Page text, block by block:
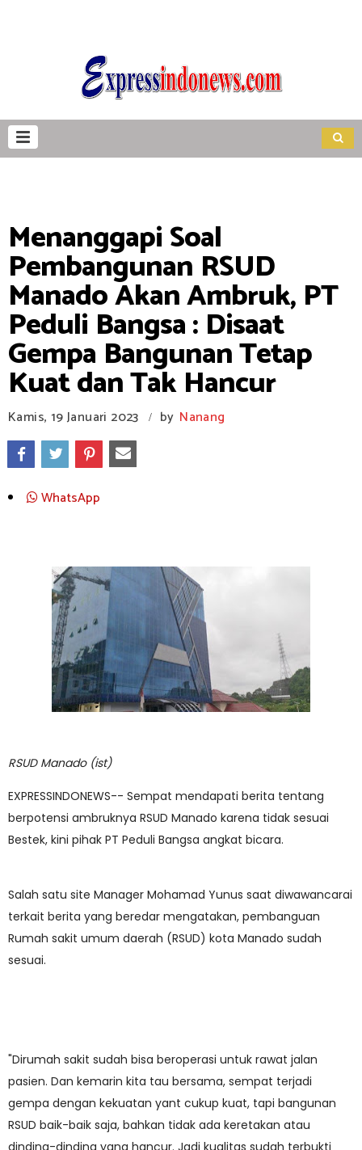
Menanggapi Soal
Pembangunan RSUD
Manado Akan Ambruk, PT
Peduli Bangsa : Disaat
Gempa Bangunan Tetap
Kuat dan Tak Hancur
Kamis, 19 Januari 2023 / by Nanang
WhatsApp
RSUD Manado (ist)
EXPRESSINDONEWS-- Sempat mendapati berita tentang
berpotensi ambruknya RSUD Manado karena tidak sesuai
Bestek, kini pihak PT Peduli Bangsa angkat bicara.
Salah satu site Manager Mohamad Yunus saat diwawancarai
terkait berita yang beredar mengatakan, pembanguan
Rumah sakit umum daerah (RSUD) kota Manado sudah
sesuai.
"Dirumah sakit sudah bisa beroperasi untuk rawat jalan
pasien. Dan kemarin kita tau bersama, sempat terjadi
gempa dengan kekuatan yant cukup kuat, tapi bangunan
RSUD baik-baik saja, bahkan tidak ada keretakan atau
dinding-dinding yang hancur. Jadi kualitas sudah terbukti